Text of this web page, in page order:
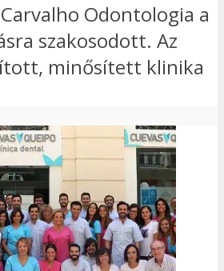
Odontologia a
szakosodott. Az
minősített klinika